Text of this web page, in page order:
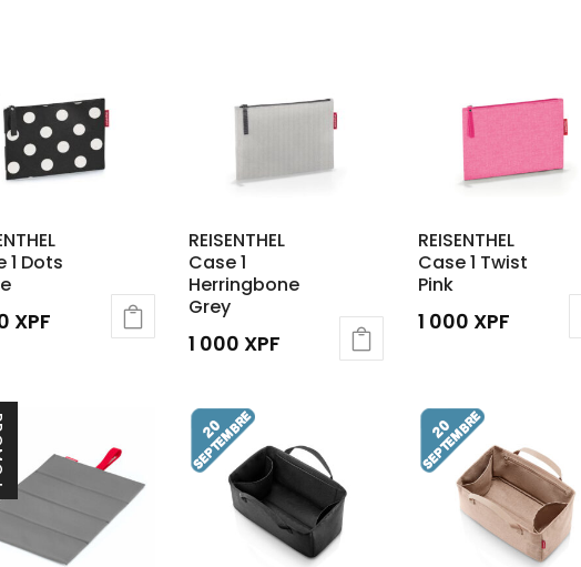
1 Dots
XPF
REISENTHEL
Case 1
Herringbone
Grey
1 000 XPF
REISENTHEL
Case 1 Twist
Pink
1 000 XPF
!